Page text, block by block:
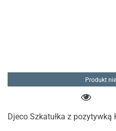
Produkt
Djeco Szkatułka z pozytywką